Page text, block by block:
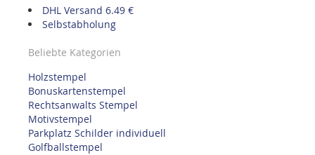
DHL Versand 6.49 €
Selbstabholung
Beliebte Kategorien
Holzstempel
Bonuskartenstempel
Rechtsanwalts Stempel
Motivstempel
Parkplatz Schilder individuell
Golfballstempel